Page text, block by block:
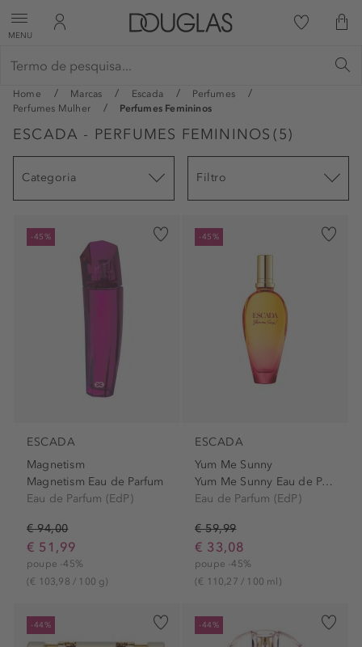
MENU
Home Marcas Escada
Perfumes
Perfumes Mulher
Perfumes Femininos
ESCADA - PERFUMES FEMININOS (5)
Categoria Filtro
-45%
ESCADA
Magnetism
Magnetism Eau de Parfum
Eau de Parfum (EdP)
€ 94,00
€ 51,99
poupe -45%
(€ 103,98 / 100 g)
-45%
ESCADA
Yum Me Sunny
Yum Me Sunny Eau de Parfum...
Eau de Parfum (EdP)
€ 59,99
€ 33,08
poupe -45%
(€ 110,27 / 100 ml)
-44% -44%